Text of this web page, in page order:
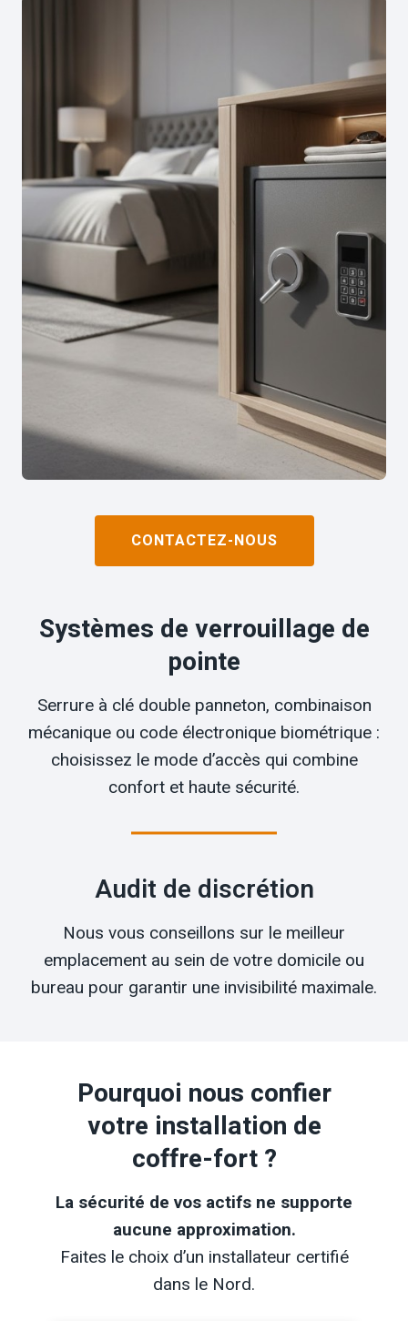
CONTACTEZ-NOUS
Systèmes de verrouillage de
pointe
Serrure à clé double panneton, combinaison
mécanique ou code électronique biométrique :
choisissez le mode d’accès qui combine
confort et haute sécurité.
Audit de discrétion
Nous vous conseillons sur le meilleur
emplacement au sein de votre domicile ou
bureau pour garantir une invisibilité maximale.
Pourquoi nous confier
votre installation de
coffre-fort ?
La sécurité de vos actifs ne supporte
aucune approximation.
Faites le choix d’un installateur certifié
dans le Nord.